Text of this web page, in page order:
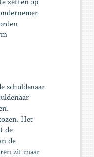
zetten op
schuldenaar
Het
de
de
zit maar